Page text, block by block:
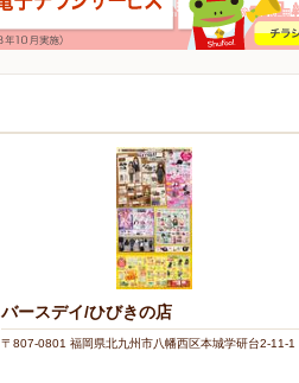
バースデイ/ひびきの店
〒807-0801 福岡県北九州市八幡西区本城学研台2-11-1